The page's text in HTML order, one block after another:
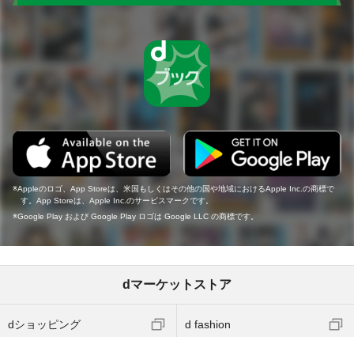
Appleのロゴ、App Storeは、米国もしくはその他の国や地域におけるApple Inc.の商標で
す。App Storeは、Apple Inc.のサービスマークです。
Google Play および Google Play ロゴは Google LLC の商標です。
dマーケットストア
dショッピング d fashion